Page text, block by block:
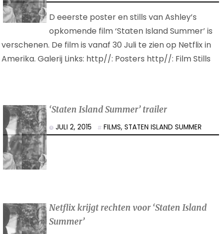
D eeerste poster en stills van Ashley’s
opkomende film ‘Staten Island Summer’ is
verschenen. De film is vanaf 30 Juli te zien op Netflix in
Amerika. Galerij Links: http//: Posters http//: Film Stills
‘Staten Island Summer’ trailer
JULI 2, 2015 FILMS,STATEN ISLAND SUMMER
Netflix krijgt rechten voor ‘Staten Island
Summer’